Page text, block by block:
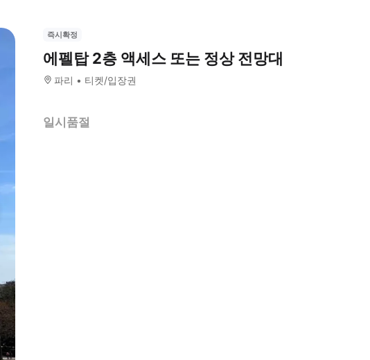
즉시확정
에펠탑 2층 액세스 또는 정상 전망대
파리 티켓/입장권
일시품절